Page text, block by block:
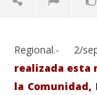
Regional.- 2/
realizada esta
la Comunidad,